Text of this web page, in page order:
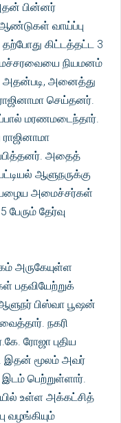
பின்னர்
வாய்ப்பு
கிட்டத்தட்ட 3
நியமனம்
அதன்படி, அனைத்து
செய்தனர்.
மரணமடைந்தார்.
அதைத்
ஆளுநருக்கு
பழைய அமைச்சர்கள்
பேரும் தேர்வு
அருகேயுள்ள
பதவியேற்றுக்
பிஸ்வா பூ‌ஷன்
நகரி
ரோஜா புதிய
இதன் மூலம் அவர்
பெற்றுள்ளார்.
உள்ள அக்கட்சித்
வழங்கியும்